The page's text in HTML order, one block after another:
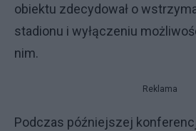
obiektu zdecydował o
stadionu i wyłączeniu
nim.
Reklama
Podczas późniejszej